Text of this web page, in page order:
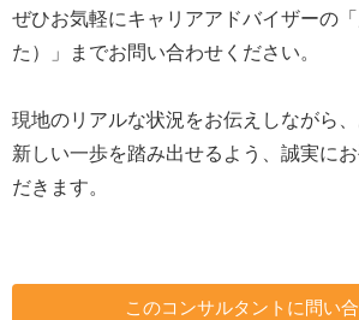
ぜひお気軽にキャリアアドバイザーの
た）」までお問い合わせください。
現地のリアルな状況をお伝えしながら
新しい一歩を踏み出せるよう、誠実に
だきます。
このコンサルタントに問い